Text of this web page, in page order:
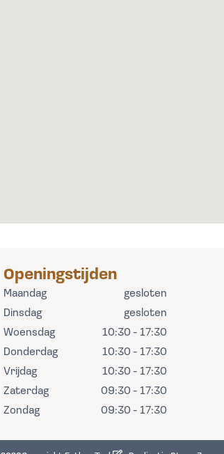
Openingstijden
Maandag
gesloten
Dinsdag
gesloten
Woensdag
10:30 - 17:30
Donderdag
10:30 - 17:30
Vrijdag
10:30 - 17:30
Zaterdag
09:30 - 17:30
Zondag
09:30 - 17:30